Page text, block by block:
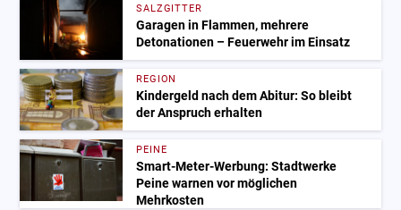
SALZGITTER
Garagen in Flammen, mehrere
Detonationen – Feuerwehr im Einsatz
REGION
Kindergeld nach dem Abitur: So bleibt
der Anspruch erhalten
PEINE
Smart-Meter-Werbung: Stadtwerke
Peine warnen vor möglichen
Mehrkosten